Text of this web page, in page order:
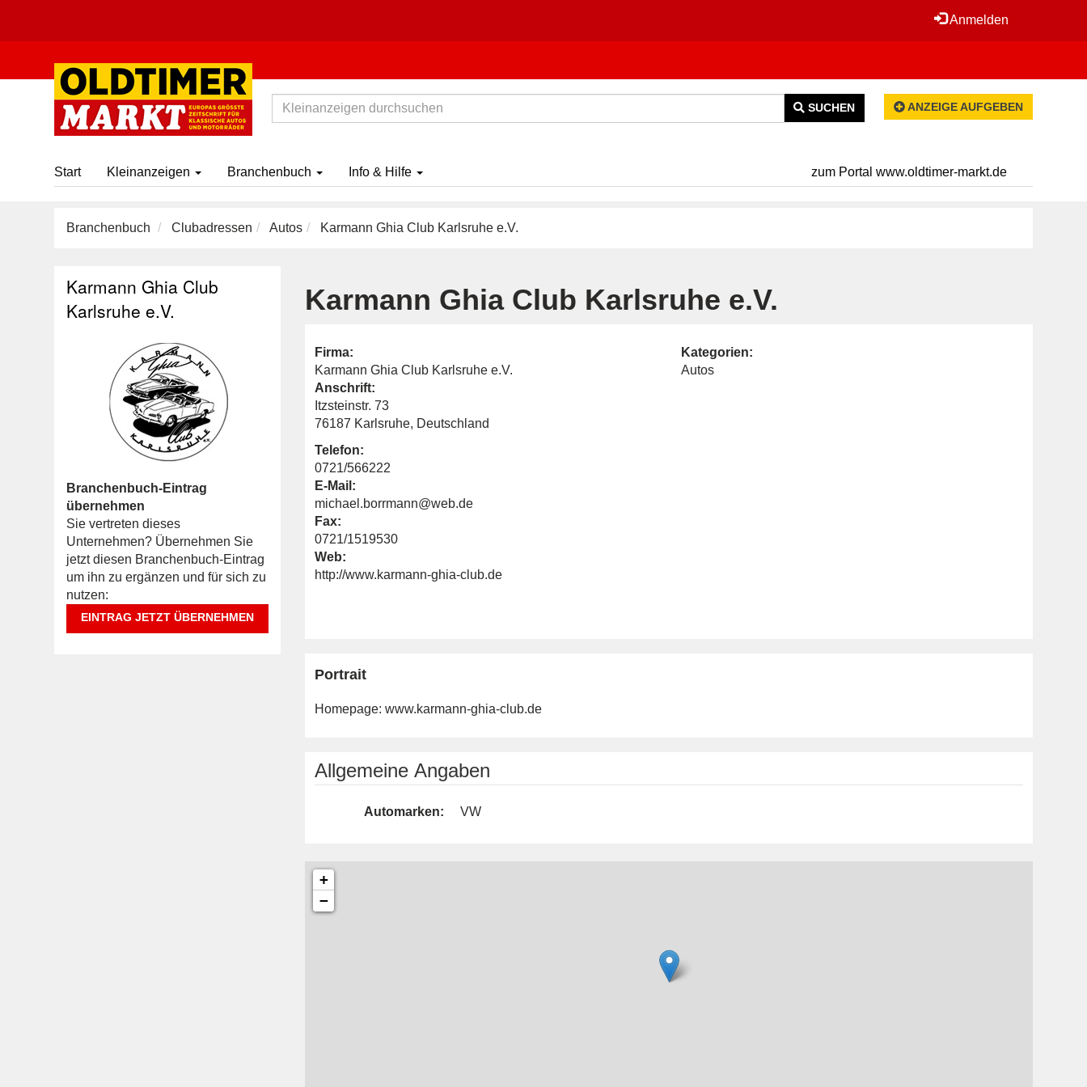
Anmelden
SUCHEN ANZEIGE AUFGEBEN
Start Kleinanzeigen Branchenbuch Info & Hilfe zum Portal www.oldtimer-markt.de
Branchenbuch Clubadressen Autos Karmann Ghia Club Karlsruhe e.V.
Karmann Ghia Club Karlsruhe e.V.
Firma:
Karmann Ghia Club Karlsruhe e.V.
Anschrift:
Itzsteinstr. 73
76187 Karlsruhe, Deutschland
Telefon:
0721/566222
E-Mail:
michael.borrmann@web.de
Fax:
0721/1519530
Web:
http://www.karmann-ghia-club.de
Kategorien:
Autos
Portrait
Homepage: www.karmann-ghia-club.de
Allgemeine Angaben
Automarken: VW
+
−
Karmann Ghia Club
Karlsruhe e.V.
Branchenbuch-Eintrag
übernehmen
Sie vertreten dieses
Unternehmen? Übernehmen Sie
jetzt diesen Branchenbuch-Eintrag
um ihn zu ergänzen und für sich zu
nutzen:
EINTRAG JETZT ÜBERNEHMEN